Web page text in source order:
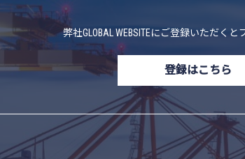
弊社GLOBAL WEBSITEにご登録いただく
登録はこちら